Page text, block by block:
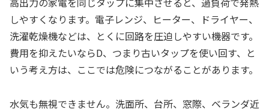
しやすくなります。電子レンジ、ヒーター、ドライヤー、
洗濯乾燥機などは、とくに回路を圧迫しやすい機器です。
費用を抑えたいならD、つまり古いタップを使い回す、と
いう考え方は、ここでは危険につながることがあります。
水気も無視できません。洗面所、台所、窓際、ベランダ近